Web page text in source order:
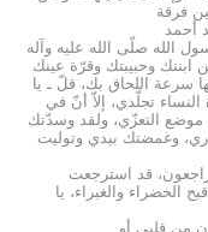
فرقة
أحمد
الله صلّى الله عليه وآله
ابنتك وحبيبتك وقرّة عينك
سرعة اللحاق بك، قلّ ـ يا
تجلّدي، إلاّ أنّ في
موضع التعزّي، ولقد وسدّتك
وغمضتك بيدي وتوليت
راجعون، قد استرجعت
الخضراء والغبراء، يا
من قلبي أو